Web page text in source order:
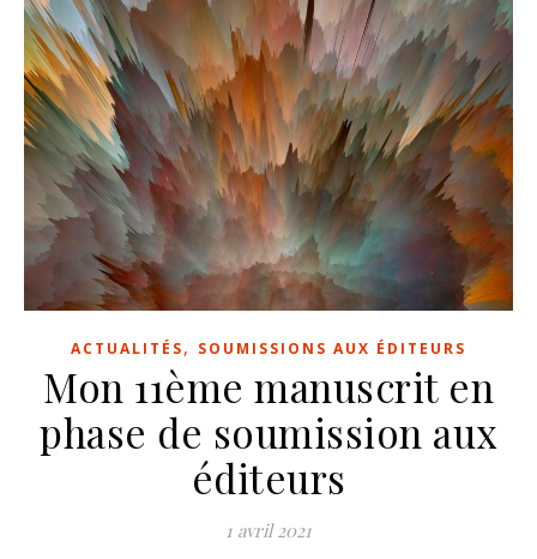
ACTUALITÉS, SOUMISSIONS AUX ÉDITEURS
Mon 11ème manuscrit en
phase de soumission aux
éditeurs
1 avril 2021